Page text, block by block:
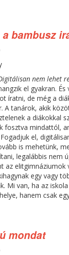
bambusz
nem lehet
el gyakran.
íratni, de még a
A tanárok, akik
a diákokkal
fosztva mindattól,
el,
is mehetünk,
legalábbis nem
az
egy vagy
Mi van, ha az
hanem csak
mondat